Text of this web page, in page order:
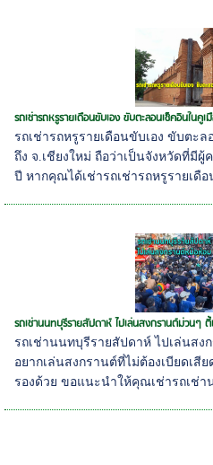
รถเช่ารถหรูรายเดือนขับเอง ขับตะลอนเช็คอินในคูเ
รถเช่ารถหรูรายเดือนขับเอง ขับตะ
ถึง จ.เชียงใหม่ ถือว่าเป็นจังหวัดที่มีผู้
ปี หากคุณได้เช่ารถเช่ารถหรูรายเดือ
รถเช่านนทบุรีรายสัปดาห์ ไปเล่นสงกรานต์ม่วนๆ ตี้
รถเช่านนทบุรีรายสัปดาห์ ไปเล่นสง
อยากเล่นสงกรานต์ที่ไม่ต้องเบียดเสี
รองด้วย ขอแนะนำให้คุณเช่ารถเช่า